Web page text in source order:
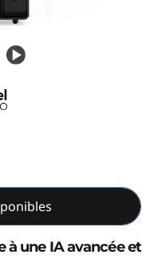
Tower
une IA avancée et